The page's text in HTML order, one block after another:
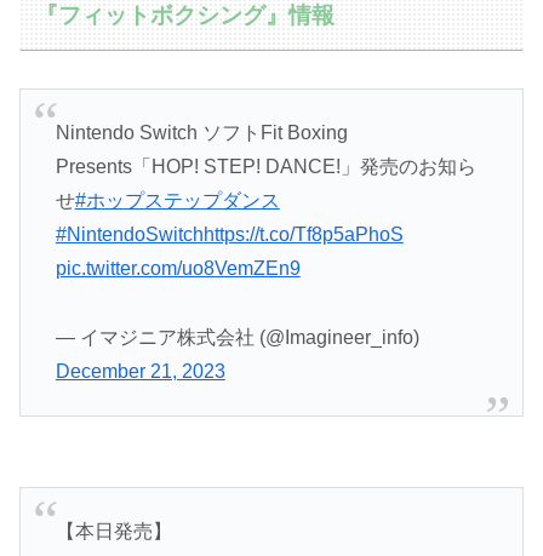
『フィットボクシング』情報
Nintendo Switch ソフトFit Boxing
Presents「HOP! STEP! DANCE!」発売のお知ら
せ#ホップステップダンス
#NintendoSwitchhttps://t.co/Tf8p5aPhoS
pic.twitter.com/uo8VemZEn9
— イマジニア株式会社 (@Imagineer_info)
December 21, 2023
【本日発売】